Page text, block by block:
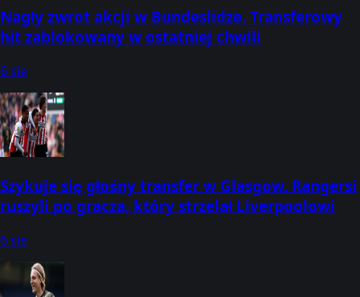
Nagły zwrot akcji w Bundeslidze. Transferowy
hit zablokowany w ostatniej chwili
6 sie
Szykuje się głośny transfer w Glasgow. Rangersi
ruszyli po gracza, który strzelał Liverpoolowi
6 sie